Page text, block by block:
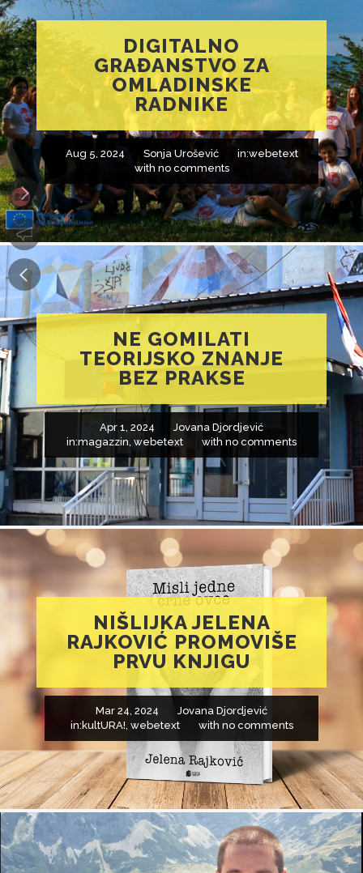
DIGITALNO
GRAĐANSTVO ZA
OMLADINSKE
RADNIKE
Aug 5, 2024 Sonja Urošević in:webetext
with no comments
NE GOMILATI
TEORIJSKO ZNANJE
BEZ PRAKSE
Apr 1, 2024
Jovana Djordjević
in:magazzin webetext with no comments
NIŠLIJKA JELENA
RAJKOVIĆ PROMOVIŠE
PRVU KNJIGU
Mar 24, 2024
Jovana Djordjević
in:kultURA! webetext with no comments